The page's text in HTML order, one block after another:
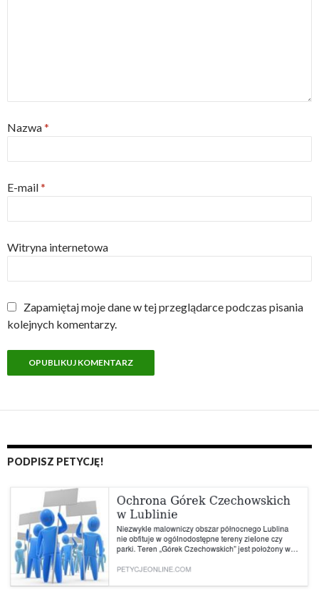
Nazwa*
E-mail*
Witryna internetowa
Zapamiętaj moje dane w tej przeglądarce podczas pisania
kolejnych komentarzy.
PODPISZ PETYCJĘ!